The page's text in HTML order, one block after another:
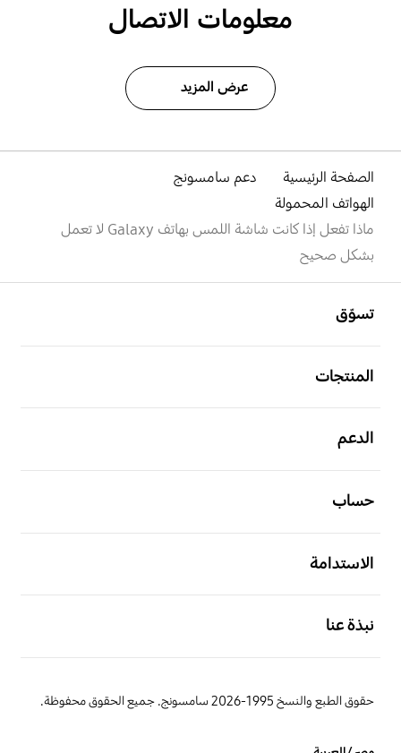
معلومات الاتصال
عرض المزيد
الصفحة الرئيسية
دعم سامسونج
الهواتف المحمولة
ماذا تفعل إذا كانت شاشة اللمس بهاتف Galaxy لا تعمل
بشكل صحيح
تسوّق
المنتجات
الدعم
حساب
الاستدامة
نبذة عنا
حقوق الطبع والنسخ 1995-2026 سامسونج. جميع الحقوق محفوظة.